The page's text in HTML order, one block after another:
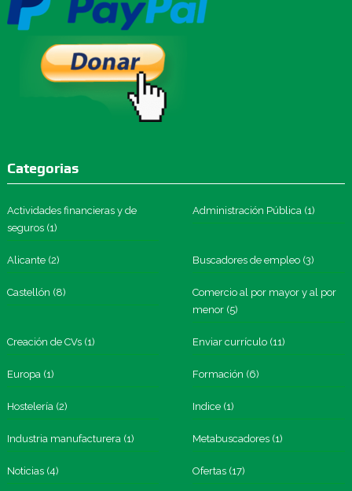
Categorias
Actividades financieras y de
seguros(1)
Administración Pública (1)
Alicante(2) Buscadores de empleo (3)
Castellón (8)
Comercio al por mayor y al por
menor (5)
Creación de CVs(1) Enviar currículo (11)
Europa(1) Formación (6)
Hostelería(2) Indice (1)
Industria manufacturera(1) Metabuscadores (1)
Noticias(4) Ofertas (17)